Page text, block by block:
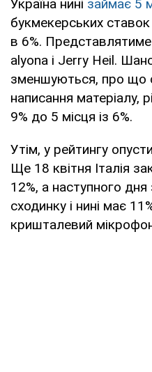
Україна нині займає 5
букмекерських
в 6%.
alyona і Jerry Heil.
зменшуються, про що
написання матеріалу,
9% до 5 місця із 6%.
Утім, у рейтингу
Ще 18 квітня Італія
12%, а наступного
сходинку і нині має
кришталевий